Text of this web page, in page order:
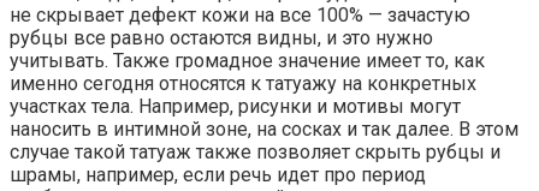
не скрывает дефект кожи на все 100% — зачастую
рубцы все равно остаются видны, и это нужно
учитывать. Также громадное значение имеет то, как
именно сегодня относятся к татуажу на конкретных
участках тела. Например, рисунки и мотивы могут
наносить в интимной зоне, на сосках и так далее. В этом
случае такой татуаж также позволяет скрыть рубцы и
шрамы, например, если речь идет про период